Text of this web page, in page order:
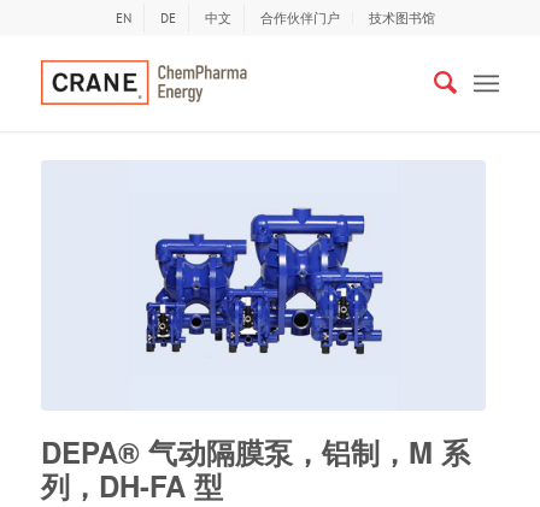
EN DE 中文 合作伙伴门户 技术图书馆
DEPA® 气动隔膜泵，铝制，M 系
列，DH-FA 型